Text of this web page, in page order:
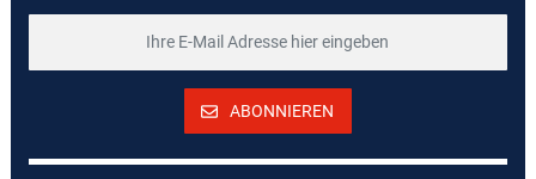
ABONNIEREN